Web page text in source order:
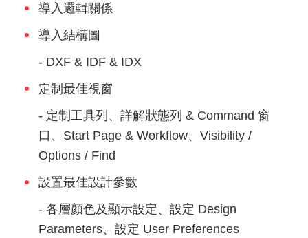
導入邏輯關係
導入結構圖
- DXF & IDF & IDX
定制最佳視窗
- 定制工具列、詳解狀態列 & Command 窗
口、Start Page & Workflow、Visibility /
Options / Find
設置最佳設計參數
- 各層顏色及顯示設定、設定 Design
Parameters、設定 User Preferences